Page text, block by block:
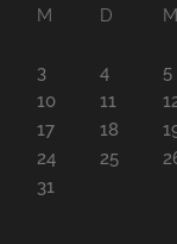
M
D M
3
4 5
10
11
17
18
24
25
31